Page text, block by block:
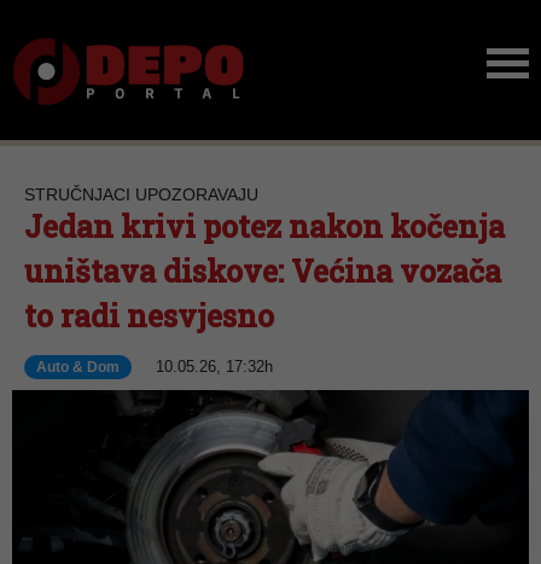
STRUČNJACI UPOZORAVAJU
Jedan krivi potez nakon kočenja
uništava diskove: Većina vozača
to radi nesvjesno
Auto & Dom 10.05.26, 17:32h